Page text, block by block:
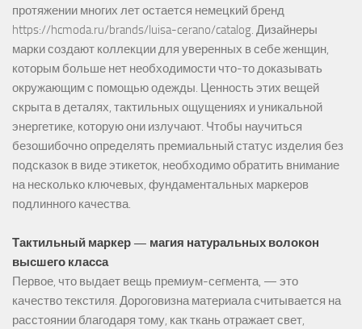
протяжении многих лет остается немецкий бренд
https://hcmoda.ru/brands/luisa-cerano/catalog. Дизайнеры
марки создают коллекции для уверенных в себе женщин,
которым больше нет необходимости что-то доказывать
окружающим с помощью одежды. Ценность этих вещей
скрыта в деталях, тактильных ощущениях и уникальной
энергетике, которую они излучают. Чтобы научиться
безошибочно определять премиальный статус изделия без
подсказок в виде этикеток, необходимо обратить внимание
на несколько ключевых, фундаментальных маркеров
подлинного качества.
Тактильный маркер — магия натуральных волокон
высшего класса
Первое, что выдает вещь премиум-сегмента, — это
качество текстиля. Дороговизна материала считывается на
расстоянии благодаря тому, как ткань отражает свет,